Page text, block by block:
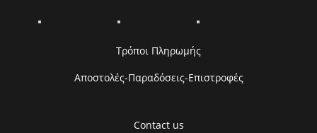
Τρόποι Πληρωμής
Αποστολές-Παραδόσεις-Επιστροφές
Contact us